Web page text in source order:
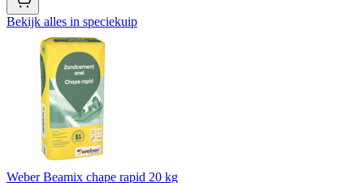
Bekijk alles in speciekuip
Weber Beamix chape rapid 20 kg